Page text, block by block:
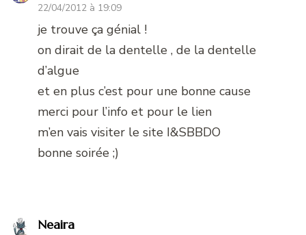
22/04/2012 à 19:09
je trouve ça génial !
on dirait de la dentelle , de la dentelle
d’algue
et en plus c’est pour une bonne cause
merci pour l’info et pour le lien
m’en vais visiter le site I&SBBDO
bonne soirée ;)
Neaira